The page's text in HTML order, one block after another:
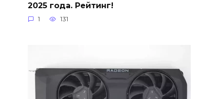
2025 года. Рейтинг!
1 131